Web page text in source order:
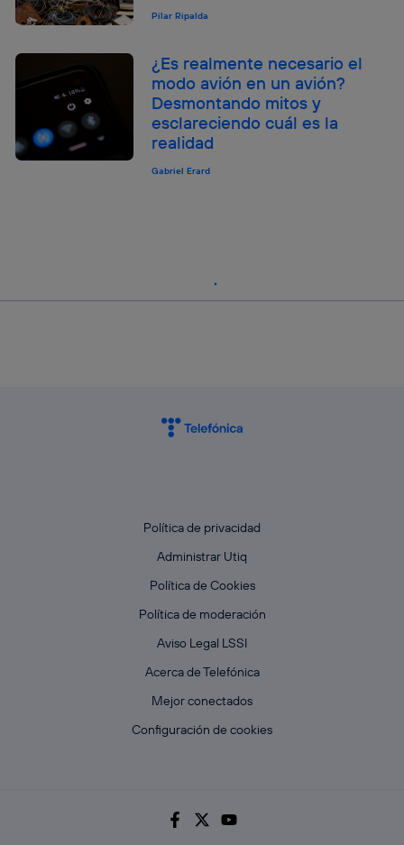
Pilar Ripalda
¿Es realmente necesario el
modo avión en un avión?
Desmontando mitos y
esclareciendo cuál es la
realidad
Gabriel Erard
Política de privacidad
Administrar Utiq
Política de Cookies
Política de moderación
Aviso Legal LSSI
Acerca de Telefónica
Mejor conectados
Configuración de cookies